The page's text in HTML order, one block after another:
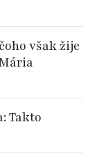
však žije
Takto